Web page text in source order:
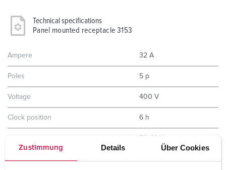
Zustimmung Details Über Cookies
Technical specifications
Panel mounted receptacle 3153
Ampere 32 A
Poles 5 p
Voltage 400 V
Clock position 6 h
Connection technology